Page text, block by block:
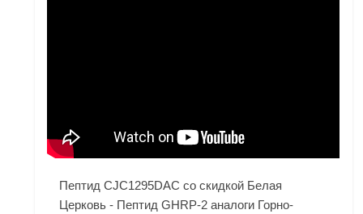
Пептид CJC1295DAC со скидкой Белая
Церковь - Пептид GHRP-2 аналоги Горно-